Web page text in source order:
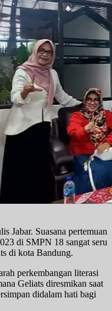
Jabar. Suasana pertemuan
di SMPN 18 sangat seru
di kota Bandung.
perkembangan literasi
Geliats diresmikan saat
didalam hati bagi